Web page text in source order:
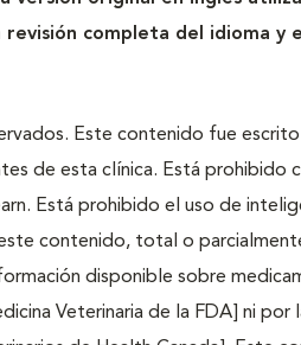
completa del idioma y
Este contenido fue
de esta clínica. Está prohibido
Está prohibido el uso de
contenido, total o
disponible sobre
Veterinaria de la FDA] ni por